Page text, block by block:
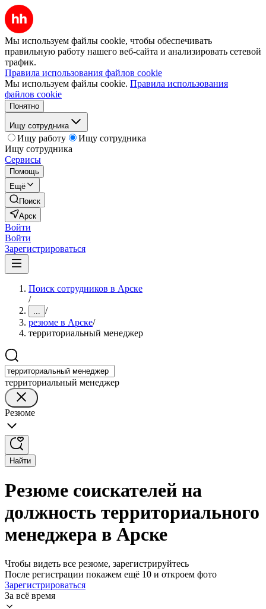
Мы используем файлы cookie, чтобы обеспечивать
правильную работу нашего веб-сайта и анализировать сетевой
трафик.
Правила использования файлов cookie
Мы используем файлы cookie. Правила использования
файлов cookie
Понятно
Ищу сотрудника
Ищу работу
Ищу сотрудника
Ищу сотрудника
Сервисы
Помощь
Ещё
Поиск
Арск
Войти
Войти
Зарегистрироваться
Поиск сотрудников в Арске
/
... /
резюме в Арске/
территориальный менеджер
территориальный менеджер
Резюме
Найти
Резюме соискателей на
должность территориального
менеджера в Арске
Чтобы видеть все резюме, зарегистрируйтесь
После регистрации покажем ещё 10 и откроем фото
Зарегистрироваться
За всё время